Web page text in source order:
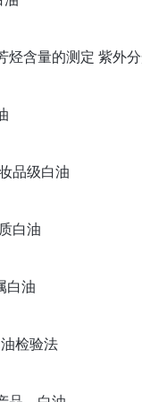
烃含量的测定 紫外
品级白油
白油
白油
检验法